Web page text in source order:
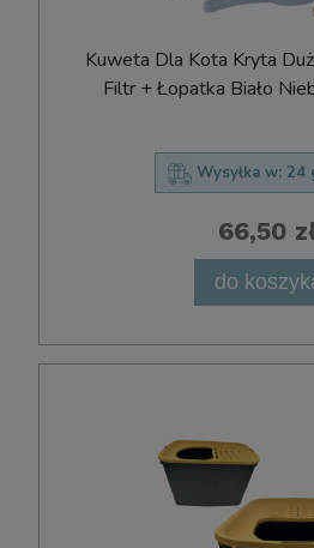
Kuweta Dla Kota Kryta
Filtr + Łopatka Biało
Wysyłka w: 24
66,50
do